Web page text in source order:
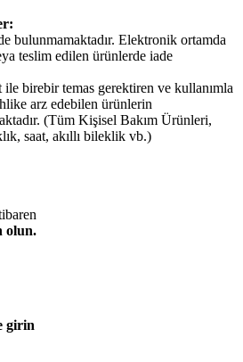
bulunmamaktadır. Elektronik ortamda
teslim edilen ürünlerde iade
ile birebir temas gerektiren ve kullanımla
arz edebilen ürünlerin
(Tüm Kişisel Bakım Ürünleri,
saat, akıllı bileklik vb.)
olun.
girin